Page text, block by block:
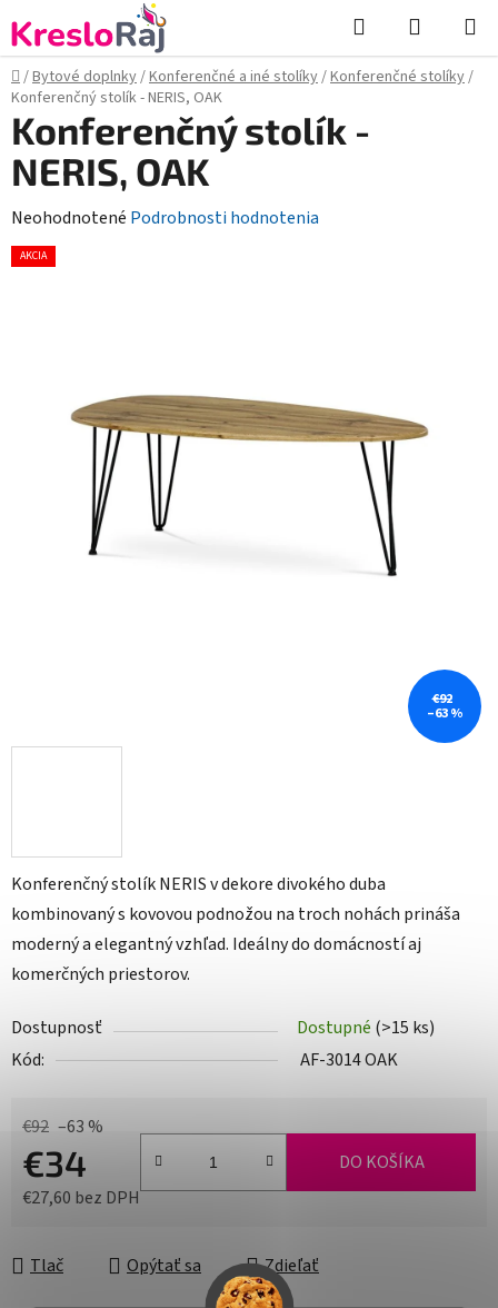
na
obsah
Hľadať
KOŠÍK
Domov
/Bytové doplnky/Konferenčné a iné stolíky/Konferenčné stolíky/
Konferenčný stolík - NERIS, OAK
Konferenčný stolík NERIS v dekore divokého duba
kombinovaný s kovovou podnožou na troch nohách prináša
moderný a elegantný vzhľad. Ideálny do domácností aj
komerčných priestorov.
Dostupnosť Dostupné (>15 ks)
Kód:
AF-3014 OAK
€92 –63 %
€34
€27,60 bez DPH
DO KOŠÍKA
Tlač Opýtať sa Zdieľať
Konferenčný stolík -
NERIS, OAK
Priemerné
hodnotenie
hviezdičiek.
Neohodnotené Podrobnosti hodnotenia
AKCIA
€92
–63 %